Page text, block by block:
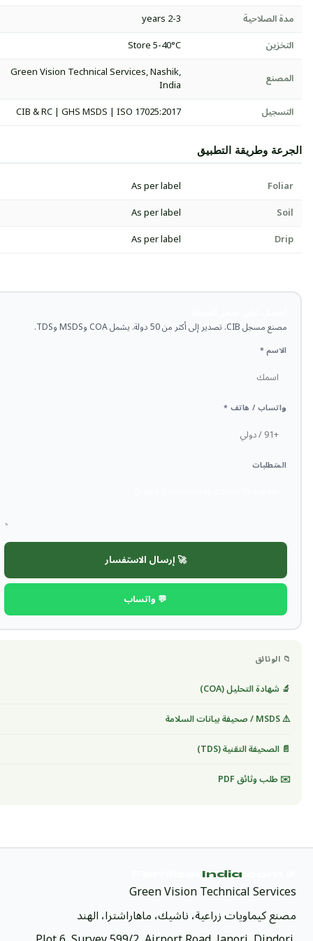
مدة الصلاحية
2-3 years
التخزين
Store 5-40°C
المصنع
Green Vision Technical Services, Nashik,
India
التسجيل
CIB & RC | GHS MSDS | ISO 17025:2017
الجرعة وطريقة التطبيق
Foliar
As per label
Soil
As per label
Drip
As per label
مصنع مسجل CIB. تصدير إلى أكثر من 50 دولة. يشمل COA وMSDS وTDS.
الاسم *
واتساب / هاتف *
المتطلبات
🚀 إرسال الاستفسار
💬 واتساب
📁 الوثائق
🔬 شهادة التحليل (COA)
⚠️ MSDS / صحيفة بيانات السلامة
📄 الصحيفة التقنية (TDS)
✉️ طلب وثائق PDF
India
Green Vision Technical Services
مصنع كيماويات زراعية، ناشيك، ماهاراشترا، الهند